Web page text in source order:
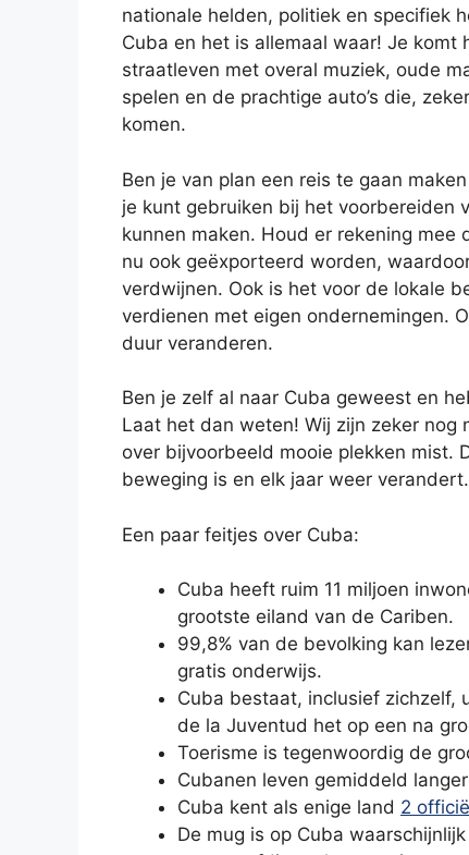
nationale helden, politiek en specifiek
Cuba en het is allemaal waar! Je
straatleven met overal muziek, oude
spelen en de prachtige auto’s die,
komen.
Ben je van plan een reis te gaan
je kunt gebruiken bij het voorbereiden
kunnen maken. Houd er rekening mee
nu ook geëxporteerd worden,
verdwijnen. Ook is het voor de lokale
verdienen met eigen ondernemingen.
duur veranderen.
Ben je zelf al naar Cuba geweest en
Laat het dan weten! Wij zijn zeker
over bijvoorbeeld mooie plekken mist.
beweging is en elk jaar weer
Een paar feitjes over Cuba:
Cuba heeft ruim 11 miljoen
grootste eiland van de Cariben.
99,8% van de bevolking kan
gratis onderwijs.
Cuba bestaat, inclusief zichzelf,
de la Juventud het op een na
Toerisme is tegenwoordig de
Cubanen leven gemiddeld
Cuba kent als enige land 2
De mug is op Cuba